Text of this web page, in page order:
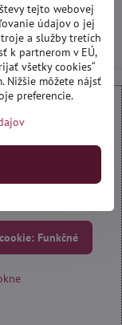
súkromia
Funkčné
tejto webovej
údajov o jej
a služby tretích
k partnerom v EÚ,
všetky cookies“
Nižšie môžete nájsť
preferencie.